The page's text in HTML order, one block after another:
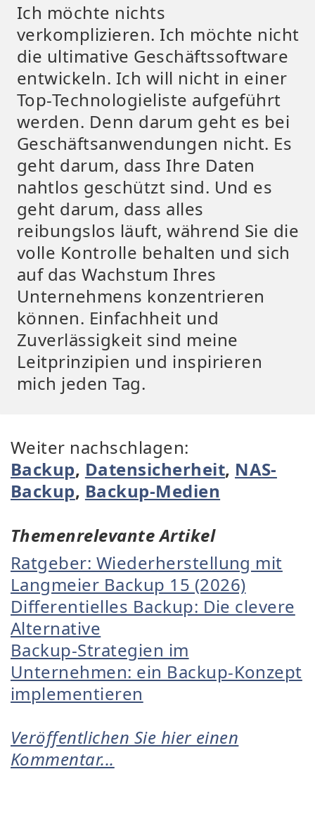
Ich möchte nichts
verkomplizieren. Ich möchte nicht
die ultimative Geschäftssoftware
entwickeln. Ich will nicht in einer
Top-Technologieliste aufgeführt
werden. Denn darum geht es bei
Geschäftsanwendungen nicht. Es
geht darum, dass Ihre Daten
nahtlos geschützt sind. Und es
geht darum, dass alles
reibungslos läuft, während Sie die
volle Kontrolle behalten und sich
auf das Wachstum Ihres
Unternehmens konzentrieren
können. Einfachheit und
Zuverlässigkeit sind meine
Leitprinzipien und inspirieren
mich jeden Tag.
Weiter nachschlagen:
Backup, Datensicherheit, NAS-
Backup, Backup-Medien
Themenrelevante Artikel
Ratgeber: Wiederherstellung mit
Langmeier Backup 15 (2026)
Differentielles Backup: Die clevere
Alternative
Backup-Strategien im
Unternehmen: ein Backup-Konzept
implementieren
Veröffentlichen Sie hier einen
Kommentar...